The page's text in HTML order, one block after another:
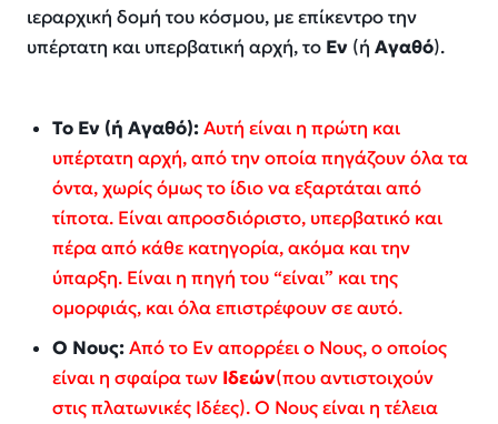
ιεραρχική δομή του κόσμου, με επίκεντρο την
υπέρτατη και υπερβατική αρχή, το Εν (ή Αγαθό).
Το Εν (ή Αγαθό):Αυτή είναι η πρώτη και
υπέρτατη αρχή, από την οποία πηγάζουν όλα τα
όντα, χωρίς όμως το ίδιο να εξαρτάται από
τίποτα. Είναι απροσδιόριστο, υπερβατικό και
πέρα από κάθε κατηγορία, ακόμα και την
ύπαρξη. Είναι η πηγή του “είναι” και της
ομορφιάς, και όλα επιστρέφουν σε αυτό.
Ο Νους:Από το Εν απορρέει ο Νους, ο οποίος
είναι η σφαίρα των Ιδεών(που αντιστοιχούν
στις πλατωνικές Ιδέες). Ο Νους είναι η τέλεια